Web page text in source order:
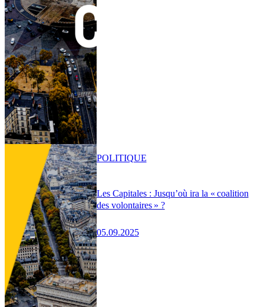
Les Capitales : Jusqu’où ira la « coalition
des volontaires » ?
05.09.2025
POLITIQUE